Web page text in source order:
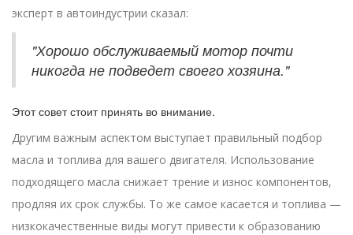
эксперт в автоиндустрии сказал:
"Хорошо обслуживаемый мотор почти
никогда не подведет своего хозяина."
Этот совет стоит принять во внимание.
Другим важным аспектом выступает правильный подбор
масла и топлива для вашего двигателя. Использование
подходящего масла снижает трение и износ компонентов,
продляя их срок службы. То же самое касается и топлива —
низкокачественные виды могут привести к образованию